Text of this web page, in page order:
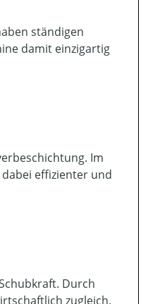
ständigen
damit einzigartig
Im
effizienter und
Durch
zugleich.